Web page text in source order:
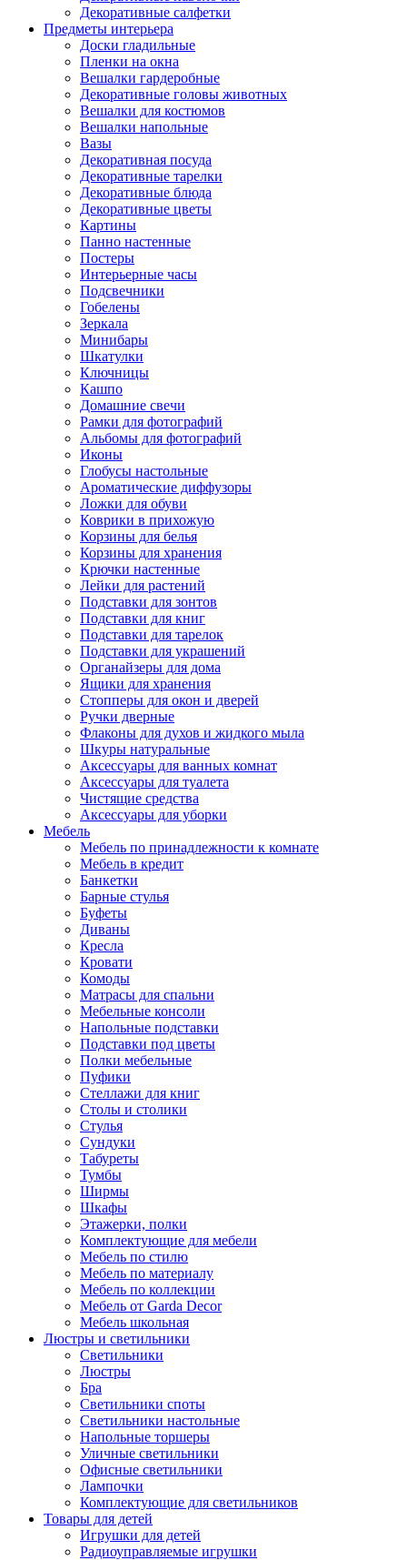
Декоративные салфетки
Предметы интерьера
Доски гладильные
Пленки на окна
Вешалки гардеробные
Декоративные головы животных
Вешалки для костюмов
Вешалки напольные
Вазы
Декоративная посуда
Декоративные тарелки
Декоративные блюда
Декоративные цветы
Картины
Панно настенные
Постеры
Интерьерные часы
Подсвечники
Гобелены
Зеркала
Минибары
Шкатулки
Ключницы
Кашпо
Домашние свечи
Рамки для фотографий
Альбомы для фотографий
Иконы
Глобусы настольные
Ароматические диффузоры
Ложки для обуви
Коврики в прихожую
Корзины для белья
Корзины для хранения
Крючки настенные
Лейки для растений
Подставки для зонтов
Подставки для книг
Подставки для тарелок
Подставки для украшений
Органайзеры для дома
Ящики для хранения
Стопперы для окон и дверей
Ручки дверные
Флаконы для духов и жидкого мыла
Шкуры натуральные
Аксессуары для ванных комнат
Аксессуары для туалета
Чистящие средства
Аксессуары для уборки
Мебель
Мебель по принадлежности к комнате
Мебель в кредит
Банкетки
Барные стулья
Буфеты
Диваны
Кресла
Кровати
Комоды
Матрасы для спальни
Мебельные консоли
Напольные подставки
Подставки под цветы
Полки мебельные
Пуфики
Стеллажи для книг
Столы и столики
Стулья
Сундуки
Табуреты
Тумбы
Ширмы
Шкафы
Этажерки, полки
Комплектующие для мебели
Мебель по стилю
Мебель по материалу
Мебель по коллекции
Мебель от Garda Decor
Мебель школьная
Люстры и светильники
Светильники
Люстры
Бра
Светильники споты
Светильники настольные
Напольные торшеры
Уличные светильники
Офисные светильники
Лампочки
Комплектующие для светильников
Товары для детей
Игрушки для детей
Радиоуправляемые игрушки